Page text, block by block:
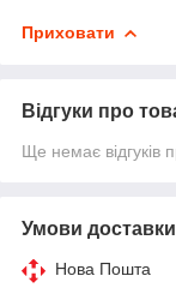
Приховати
Відгуки про
Ще немає відгуків
Умови доставки
Нова Пошта